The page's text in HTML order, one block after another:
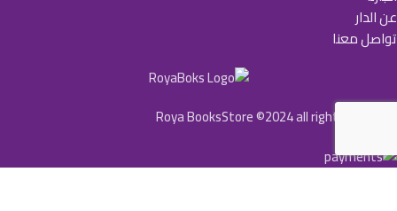
عن الدار
تواصل معنا
Roya BooksStore ©2024 all rights reserved